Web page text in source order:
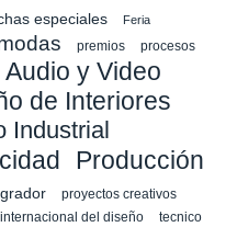
especiales Feria
premios procesos
y Video
de Interiores
Industrial
Producción
proyectos creativos
del diseño
tecnico